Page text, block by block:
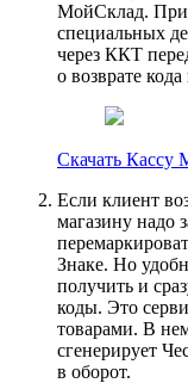
МойСклад.
специальных
через ККТ
о возврате
Скачать Кассу
Если клиент
магазину надо
Знаке. Но
получить и
коды. Это
товарами. В
сгенерирует
в оборот.